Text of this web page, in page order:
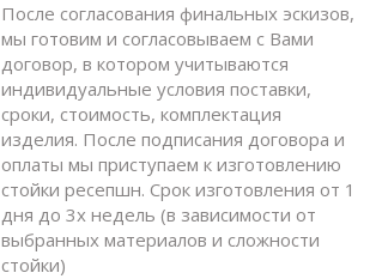
После согласования финальных эскизов,
мы готовим и согласовываем с Вами
договор, в котором учитываются
индивидуальные условия поставки,
сроки, стоимость, комплектация
изделия. После подписания договора и
оплаты мы приступаем к изготовлению
стойки ресепшн. Срок изготовления от 1
дня до 3х недель (в зависимости от
выбранных материалов и сложности
стойки)